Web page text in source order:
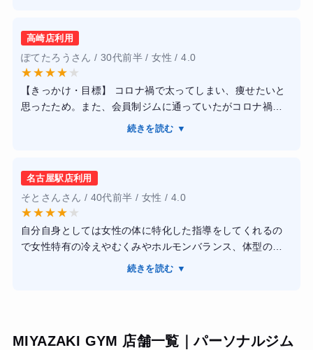
スがあるため、仕事終わりや休日でも気軽に行けて良かっ
たです。何より女性専用なので、男性の目を気にせず取り
組めます。短期間で効率的に5キロ痩せました。
高崎店利用
ぽてたろうさん / 30代前半 / 女性 / 4.0
★★★★ ★
【きっかけ・目標】 コロナ禍で太ってしまい、痩せたいと
思ったため。また、会員制ジムに通っていたがコロナ禍で
退会し、運動不足になってしまったため。
した用紙に記入していき、栄養指導をしていただく。
【結果・変化】一時的には7kgの減量に成功したが、トレー
ニング終了後、また5kg以上リバウンドをしてしまった。継
続的に通うには費用的に困難だった。
続きを読む ▼
名古屋駅店利用
そとさんさん / 40代前半 / 女性 / 4.0
★★★★ ★
自分自身としては女性の体に特化した指導をしてくれるの
で女性特有の冷えやむくみやホルモンバランス、体型の悩
みなども踏まえてトレーニングと生活習慣のアドバイスを
うに配慮をしてくれるので満足した効果が実感できること
続きを読む ▼
MIYAZAKI GYM 店舗一覧｜パーソナルジム